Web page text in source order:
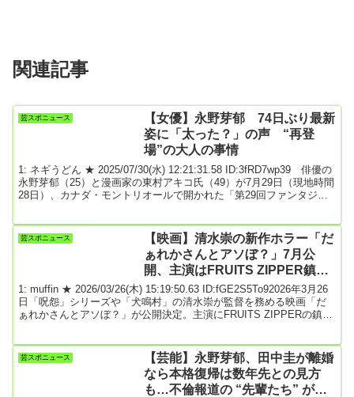
関連記事
芸スポニュース
【女優】永野芽郁 74日ぶり最新
姿に「太った？」の声 “再登
場”の大人の事情
1: ネギうどん ★ 2025/07/30(水) 12:21:31.58 ID:3fRD7wp39 俳優の
永野芽郁（25）と漫画家の東村アキコ氏（49）が7月29日（現地時間
28日）、カナダ・モントリオールで開かれた「第29回ファンタジア
じか』は、東村氏の同名自伝漫画（集英社）を原作に、永野主演で
映画化された作品。今回の映画祭では「シュバル・ノワールコンペ
芸スポニュース
【映画】清水崇の新作ホラー「だ
ぁれかさんとアソぼ？」7月公
開、主演はFRUITS ZIPPER鎮西
寿々歌
1: muffin ★ 2026/03/26(木) 15:19:50.63 ID:fGE2S5To92026年3月26
日「呪怨」シリーズや「犬鳴村」の清水崇が監督を務める映画「だ
ぁれかさんとアソぼ？」が公開決定。主演にFRUITS ZIPPERの鎮西
れたことから展開される学園ホラー。軽い気持ちでやった生徒たち
の日常はゆがみ始め、やがて校内で事件が発生する。事態を重く見
芸スポニュース
【芸能】永野芽郁、田中圭が離婚
なら本格復帰は数年先との見方
も…不倫報道の “先輩たち” がた